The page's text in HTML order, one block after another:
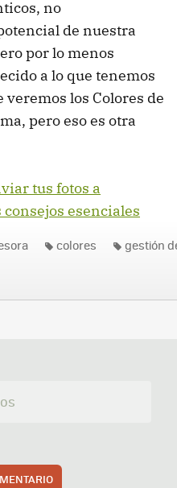
no
de nuestra
por lo menos
a lo que tenemos
los Colores de
pero eso es otra
tus fotos a
esenciales
colores gestión